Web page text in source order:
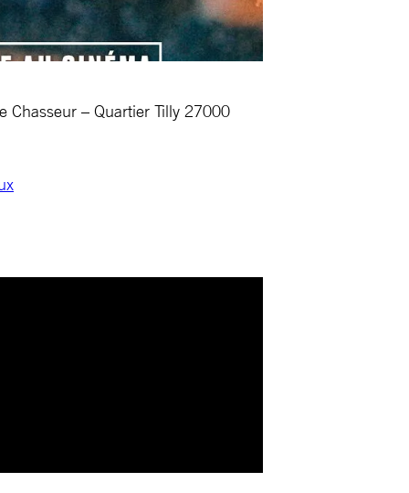
Chasseur – Quartier Tilly 27000